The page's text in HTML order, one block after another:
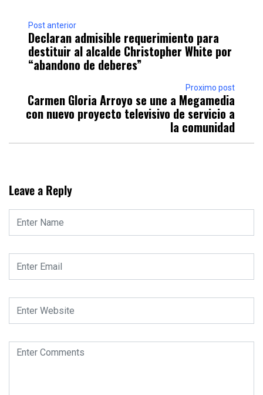
Post anterior
Declaran admisible requerimiento para
destituir al alcalde Christopher White por
“abandono de deberes”
Proximo post
Carmen Gloria Arroyo se une a Megamedia
con nuevo proyecto televisivo de servicio a
la comunidad
Leave a Reply